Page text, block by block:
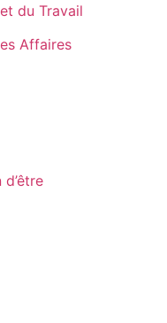
du Travail
Affaires